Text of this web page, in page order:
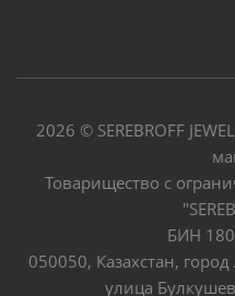
2026 © SEREBROFF
Товарищество с
БИН
050050, Казахстан,
улица